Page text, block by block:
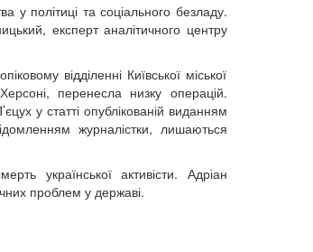
у політиці та соціального безладу.
експерт аналітичного центру
відділенні Київської міської
перенесла низку операцій.
у статті опублікованій виданням
журналістки, лишаються
української активісти. Адріан
проблем у державі.